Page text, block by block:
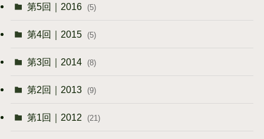
第5回｜2016 (5)
第4回｜2015 (5)
第3回｜2014 (8)
第2回｜2013 (9)
第1回｜2012 (21)